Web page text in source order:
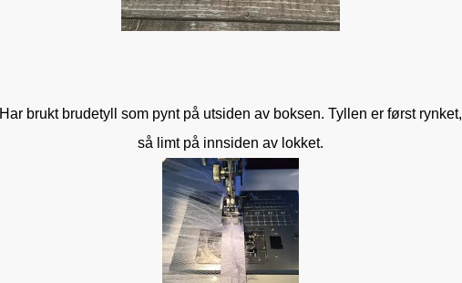
Har brukt brudetyll som pynt på utsiden av boksen. Tyllen er først rynket,
så limt på innsiden av lokket.